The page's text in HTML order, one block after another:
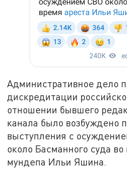
Административное дело
дискредитации
отношении бывшего
канала было возбуждено
выступления с
около Басманного суда
мундепа Ильи Яшина.